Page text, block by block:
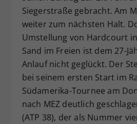
Siegerstraße gebracht. Am
weiter zum nächsten Halt.
Umstellung von Hardcourt
Sand im Freien ist dem 27-
Anlauf nicht geglückt. Der
bei seinem ersten Start im
Südamerika-Tournee am
nach MEZ deutlich
(ATP 38), der als Nummer
Zweck
Dieser Wert
Einstellungen.
zufällig
historische
vorgenommen
Webseiten-
hat.